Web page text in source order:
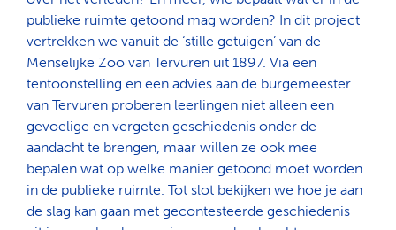
publieke ruimte getoond mag worden? In dit project
vertrekken we vanuit de ‘stille getuigen’ van de
Menselijke Zoo van Tervuren uit 1897. Via een
tentoonstelling en een advies aan de burgemeester
van Tervuren proberen leerlingen niet alleen een
gevoelige en vergeten geschiedenis onder de
aandacht te brengen, maar willen ze ook mee
bepalen wat op welke manier getoond moet worden
in de publieke ruimte. Tot slot bekijken we hoe je aan
de slag kan gaan met gecontesteerde geschiedenis